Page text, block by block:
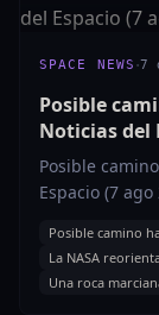
SPACE NEWS ·7
Posible
Noticias del
Posible
Espacio (7 ago
Posible camino
La NASA
Una roca